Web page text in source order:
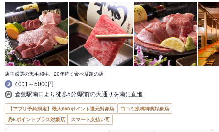
店主厳選の黒毛和牛。20年続く食べ放題の店
4001～5000円
倉敷駅南口より徒歩5分!駅前の大通りを南に直進
【アプリ予約限定】最大800ポイント還元対象店
口コミ投稿特典対象店
ポイントプラス対象店
スマート支払い可